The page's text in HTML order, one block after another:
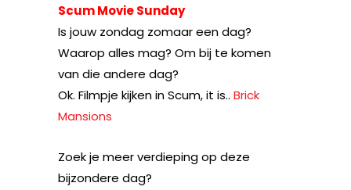
Scum Movie Sunday
Is jouw zondag zomaar een dag?
Waarop alles mag? Om bij te komen
van die andere dag?
Ok. Filmpje kijken in Scum, it is.. Brick
Mansions
Zoek je meer verdieping op deze
bijzondere dag?